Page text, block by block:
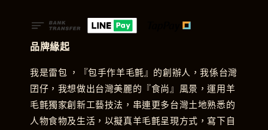
品牌緣起
我是雷包 ，『包手作羊毛氈』的創辦人，我係台灣
囝仔，我想做出台灣美麗的『食尚』風景，運用羊
毛氈獨家創新工藝技法，串連更多台灣土地熟悉的
人物食物及生活，以擬真羊毛氈呈現方式，寫下自